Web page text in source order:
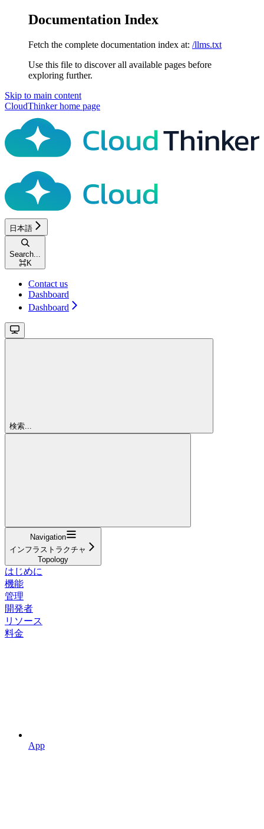
Documentation Index
Fetch the complete documentation index at: /llms.txt
Use this file to discover all available pages before
exploring further.
Skip to main content
CloudThinkerhome page
日本語
Search...
⌘K
Contact us
Dashboard
Dashboard
検索...
Navigation
インフラストラクチャ
Topology
はじめに
機能
管理
開発者
リソース
料金
App